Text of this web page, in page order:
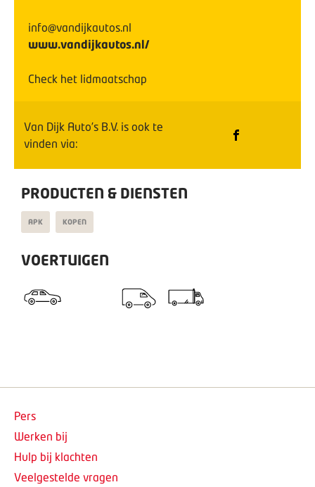
info@vandijkautos.nl
www.vandijkautos.nl/
Check het lidmaatschap
Van Dijk Auto’s B.V. is ook te
vinden via:
PRODUCTEN & DIENSTEN
APK KOPEN
VOERTUIGEN
Pers
Werken bij
Hulp bij klachten
Veelgestelde vragen